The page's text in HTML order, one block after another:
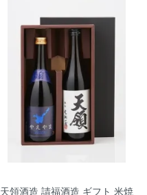
天領酒造 請福酒造 ギフト 米焼